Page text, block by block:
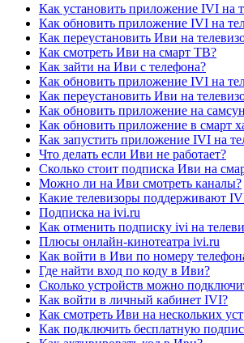
Как установить приложение IVI на
Как обновить приложение IVI на
Как переустановить Иви на
Как смотреть Иви на смарт ТВ?
Как зайти на Иви с телефона?
Как обновить приложение IVI на
Как переустановить Иви на
Как обновить приложение на
Как обновить приложение в смарт
Как запустить приложение IVI на
Что делать если Иви не работает?
Сколько стоит подписка Иви на
Можно ли на Иви смотреть каналы?
Какие телевизоры поддерживают
Подписка на ivi.ru
Как отменить подписку ivi на
Плюсы онлайн-кинотеатра ivi.ru
Как войти в Иви по номеру
Где найти вход по коду в Иви?
Сколько устройств можно
Как войти в личный кабинет IVI?
Как смотреть Иви на нескольких
Как подключить бесплатную